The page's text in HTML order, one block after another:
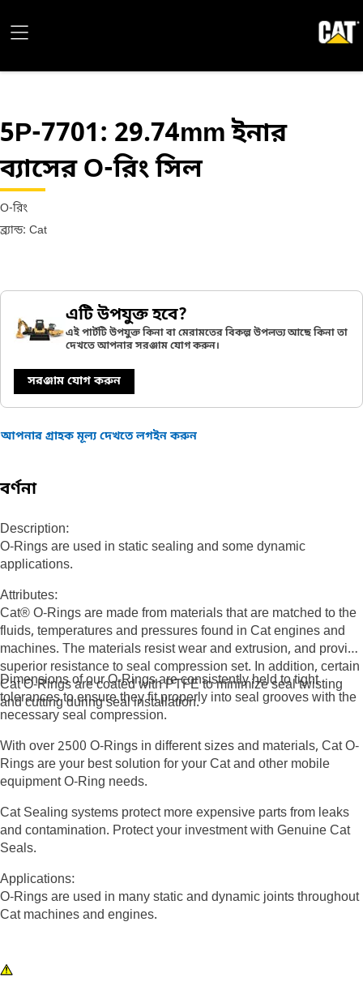
5P-7701: 29.74mm ইনার
ব্যাসের O-রিং সিল
O-রিং
ব্র্যান্ড: Cat
এটি উপযুক্ত হবে?
এই পার্টটি উপযুক্ত কিনা বা মেরামতের বিকল্প উপলভ্য আছে কিনা তা
দেখতে আপনার সরঞ্জাম যোগ করুন।
সরঞ্জাম যোগ করুন
আপনার গ্রাহক মূল্য দেখতে লগইন করুন
বর্ণনা
Description:
O-Rings are used in static sealing and some dynamic
applications.
Attributes:
Cat® O-Rings are made from materials that are matched to the
fluids, temperatures and pressures found in Cat engines and
machines. The materials resist wear and extrusion, and provide
superior resistance to seal compression set. In addition, certain
Cat O-Rings are coated with PTFE to minimize seal twisting
and cutting during seal installation.
Dimensions of our O-Rings are consistently held to tight
tolerances to ensure they fit properly into seal grooves with the
necessary seal compression.
With over 2500 O-Rings in different sizes and materials, Cat O-
Rings are your best solution for your Cat and other mobile
equipment O-Ring needs.
Cat Sealing systems protect more expensive parts from leaks
and contamination. Protect your investment with Genuine Cat
Seals.
Applications:
O-Rings are used in many static and dynamic joints throughout
Cat machines and engines.